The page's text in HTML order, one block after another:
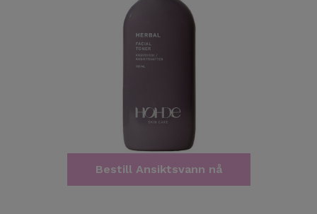
Bestill Ansiktsvann nå